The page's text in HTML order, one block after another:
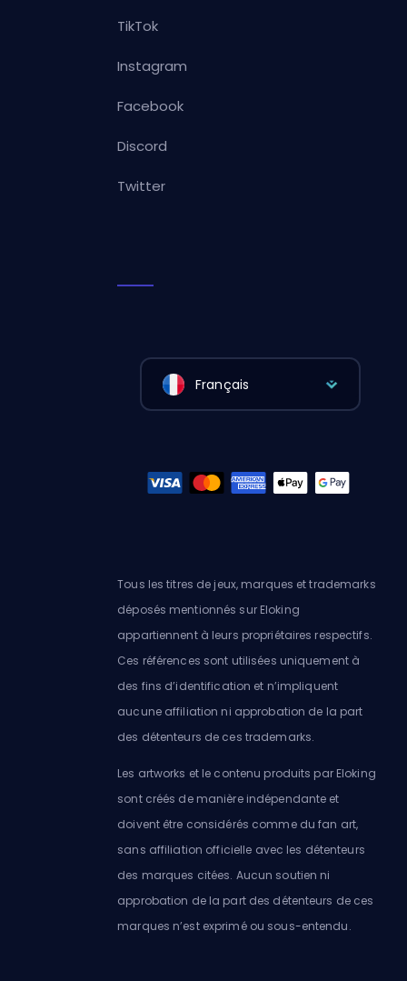
TikTok
Instagram
Facebook
Discord
Twitter
Français
Tous les titres de jeux, marques et trademarks
déposés mentionnés sur Eloking
appartiennent à leurs propriétaires respectifs.
Ces références sont utilisées uniquement à
des fins d’identification et n’impliquent
aucune affiliation ni approbation de la part
des détenteurs de ces trademarks.
Les artworks et le contenu produits par Eloking
sont créés de manière indépendante et
doivent être considérés comme du fan art,
sans affiliation officielle avec les détenteurs
des marques citées. Aucun soutien ni
approbation de la part des détenteurs de ces
marques n’est exprimé ou sous-entendu.